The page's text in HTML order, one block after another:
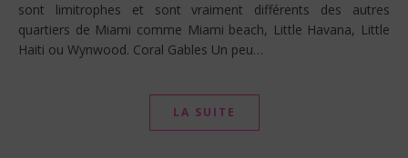
sont limitrophes et sont vraiment différents des autres
quartiers de Miami comme Miami beach, Little Havana, Little
Haiti ou Wynwood. Coral Gables Un peu…
LA SUITE